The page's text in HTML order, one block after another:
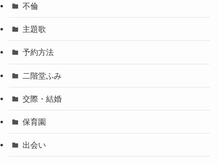
不倫
主題歌
予約方法
二階堂ふみ
交際・結婚
保育園
出会い